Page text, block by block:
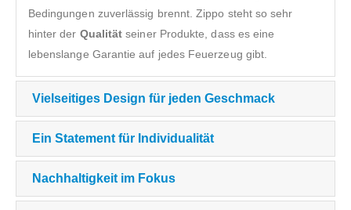
Bedingungen zuverlässig brennt. Zippo steht so sehr
hinter der Qualität seiner Produkte, dass es eine
lebenslange Garantie auf jedes Feuerzeug gibt.
Vielseitiges Design für jeden Geschmack
Ein Statement für Individualität
Nachhaltigkeit im Fokus